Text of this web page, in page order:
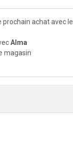
prochain achat avec le
Alma
magasin